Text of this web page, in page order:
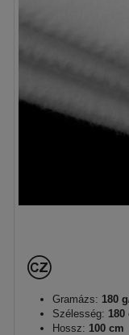
Gramázs: 180
Szélesség: 180
Hossz: 100 cm